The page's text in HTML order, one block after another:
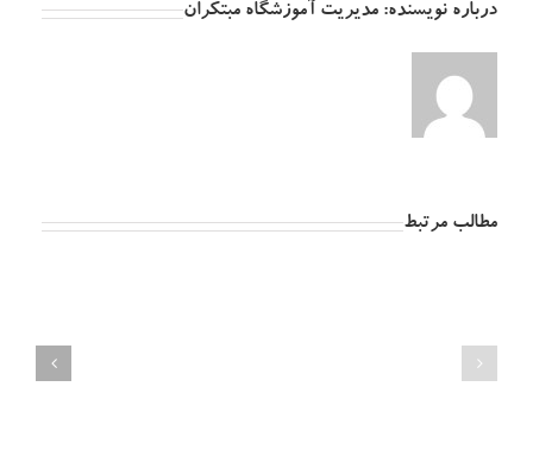
درباره نویسنده: مدیریت آموزشگاه مبتکران
مطالب مرتبط